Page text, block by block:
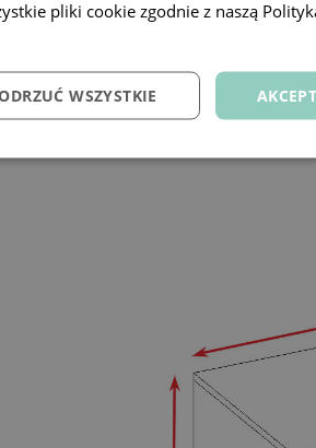
pliki cookie zgodnie z naszą
WSZYSTKIE